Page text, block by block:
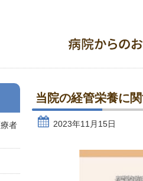
者
当院の経管栄養に
2023年11月15日